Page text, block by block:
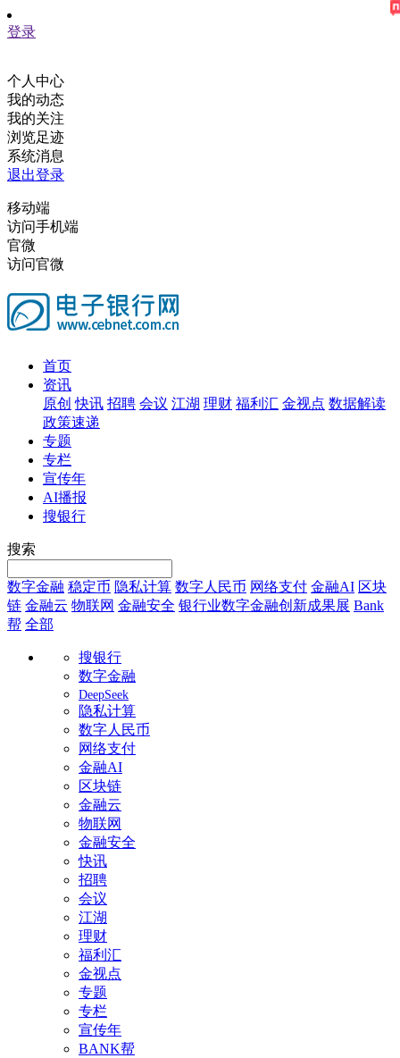
登录
个人中心
我的动态
我的关注
浏览足迹
系统消息
退出登录
移动端
访问手机端
官微
访问官微
首页
资讯
原创 快讯 招聘 会议 江湖 理财 福利汇 金视点 数据解读
政策速递
专题
专栏
宣传年
AI播报
搜银行
搜索
数字金融 稳定币 隐私计算 数字人民币 网络支付 金融AI 区块
链 金融云 物联网 金融安全 银行业数字金融创新成果展 Bank
帮 全部
搜银行
数字金融
DeepSeek
隐私计算
数字人民币
网络支付
金融AI
区块链
金融云
物联网
金融安全
快讯
招聘
会议
江湖
理财
福利汇
金视点
专题
专栏
宣传年
BANK帮